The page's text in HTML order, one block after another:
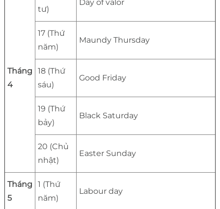
Tháng
4
tư)
Day of valor
17 (Thứ
năm)
Maundy Thursday
18 (Thứ
sáu)
Good Friday
19 (Thứ
bảy)
Black Saturday
20 (Chủ
nhật)
Easter Sunday
Tháng
5
1 (Thứ
năm)
Labour day